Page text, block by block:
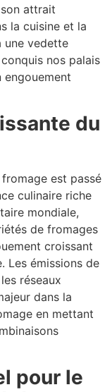
attrait
la cuisine et la
une vedette
nos palais
du
est passé
culinaire riche
mondiale,
de fromages
croissant
Les émissions de
réseaux
dans la
en mettant
pour le